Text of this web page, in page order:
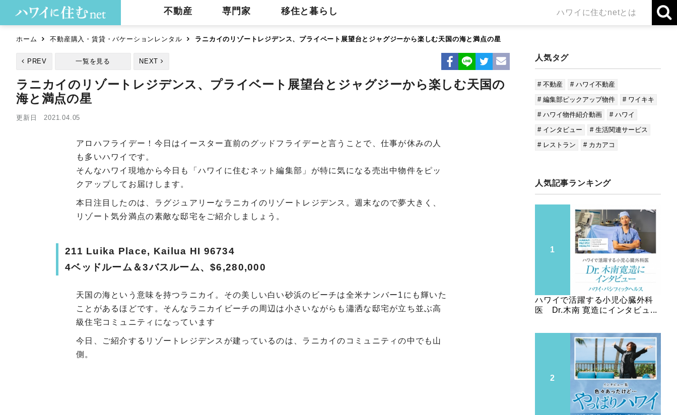
不動産 専門家 移住と暮らし ハワイに住むnetとは
ホーム 不動産購入・賃貸・バケーションレンタル ラニカイのリゾートレジデンス、プライベート展望台とジャグジーから楽しむ天国の海と満点の星
PREV 一覧を見る NEXT
ラニカイのリゾートレジデンス、プライベート展望台とジャグジーから楽しむ天国の
海と満点の星
更新日 2021.04.05
アロハフライデー！今日はイースター直前のグッドフライデーと言うことで、仕事が休みの人
も多いハワイです。
そんなハワイ現地から今日も「ハワイに住むネット編集部」が特に気になる売出中物件をピッ
クアップしてお届けします。
本日注目したのは、ラグジュアリーなラニカイのリゾートレジデンス。週末なので夢大きく、
リゾート気分満点の素敵な邸宅をご紹介しましょう。
211 Luika Place, Kailua HI 96734
4ベッドルーム＆3バスルーム、$6,280,000
天国の海という意味を持つラニカイ。その美しい白い砂浜のビーチは全米ナンバー1にも輝いた
ことがあるほどです。そんなラニカイビーチの周辺は小さいながらも瀟洒な邸宅が立ち並ぶ高
級住宅コミュニティになっています
今日、ご紹介するリゾートレジデンスが建っているのは、ラニカイのコミュニティの中でも山
側。
人気タグ
# 不動産
# ハワイ不動産
# 編集部ピックアップ物件
# ワイキキ
# ハワイ物件紹介動画
# ハワイ
# インタビュー
# 生活関連サービス
# レストラン
# カカアコ
人気記事ランキング
ハワイで活躍する小児心臓外科
医 Dr.木南 寛造にインタビュ...